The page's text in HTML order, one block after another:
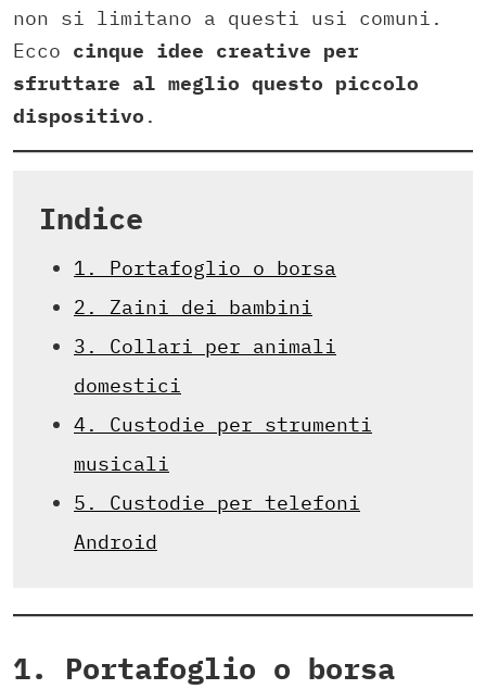
non si limitano a questi usi comuni.
Ecco cinque idee creative per
sfruttare al meglio questo piccolo
dispositivo .
Indice
1. Portafoglio o borsa
2. Zaini dei bambini
3. Collari per animali
domestici
4. Custodie per strumenti
musicali
5. Custodie per telefoni
Android
1. Portafoglio o borsa